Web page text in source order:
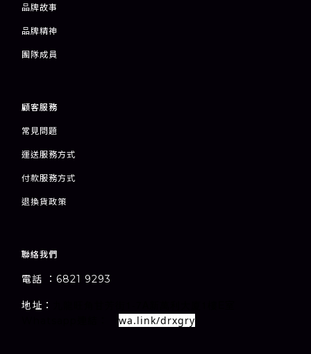
品牌故事
品牌精神
團隊成員
顧客服務
常見問題
運送服務方式
付款服務方式
退換貨政策
聯絡我們
電話 ：6821 9293
地址：
wa.link/drxgry